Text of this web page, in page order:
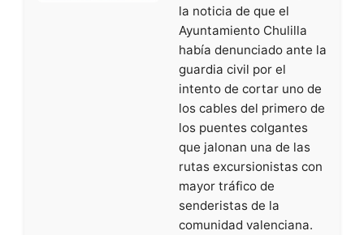
la noticia de que el
Ayuntamiento Chulilla
había denunciado ante la
guardia civil por el
intento de cortar uno de
los cables del primero de
los puentes colgantes
que jalonan una de las
rutas excursionistas con
mayor tráfico de
senderistas de la
comunidad valenciana.